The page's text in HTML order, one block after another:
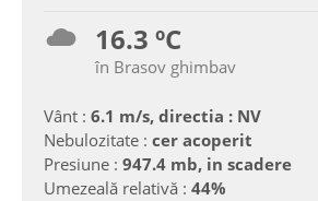
16.3 ºC
în Brasov ghimbav
Vânt : 6.1 m/s, directia : NV
Nebulozitate : cer acoperit
Presiune : 947.4 mb, in scadere
Umezeală relativă : 44%